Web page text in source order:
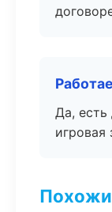
Да, есть
игровая